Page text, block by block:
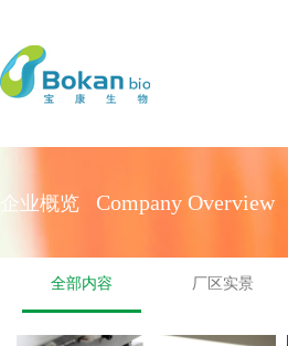
企业概览 Company Overview
全部内容 厂区实景